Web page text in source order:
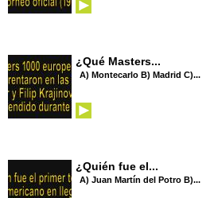
¿Qué Masters...
A) Montecarlo B) Madrid C)...
¿Quién fue el...
A) Juan Martín del Potro B)...